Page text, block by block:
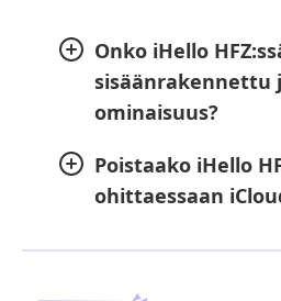
Onko iHello
sisäänrakennettu
ominaisuus?
Poistaako iHello
ohittaessaan